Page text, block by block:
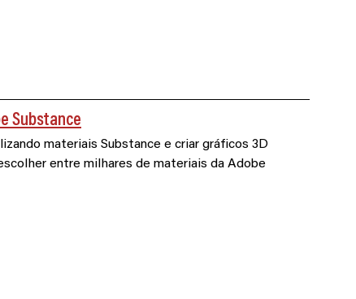
Substance
materiais Substance e criar gráficos 3D
entre milhares de materiais da Adobe